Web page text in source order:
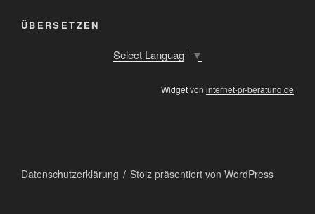
ÜBERSETZEN
Select Language ▼
Widget von internet-pr-beratung.de
Datenschutzerklärung Stolz präsentiert von WordPress